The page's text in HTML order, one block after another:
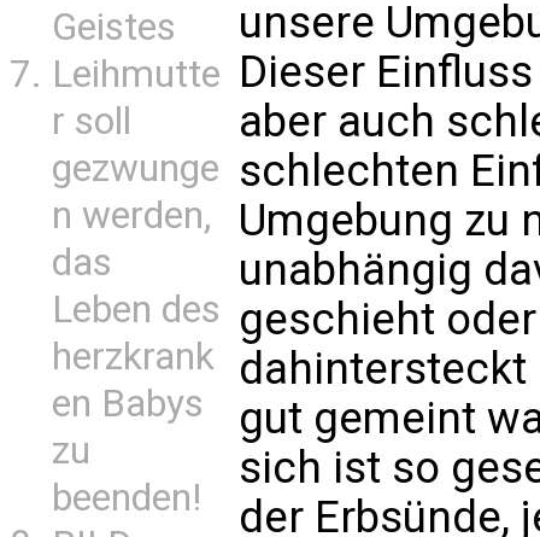
Geistes
Leihmutte
r soll
gezwunge
n werden,
das
Leben des
herzkrank
en Babys
zu
beenden!
unsere
Dieser
aber auch
schlechten
Umgebung zu
unabhängig
geschieht
dahintersteckt
gut gemeint
sich ist so
der Erbsünde,